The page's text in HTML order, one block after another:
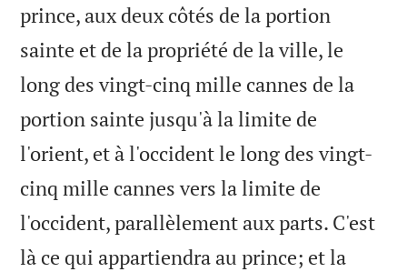
prince, aux deux côtés de la portion
sainte et de la propriété de la ville, le
long des vingt-cinq mille cannes de la
portion sainte jusqu'à la limite de
l'orient, et à l'occident le long des vingt-
cinq mille cannes vers la limite de
l'occident, parallèlement aux parts. C'est
là ce qui appartiendra au prince; et la